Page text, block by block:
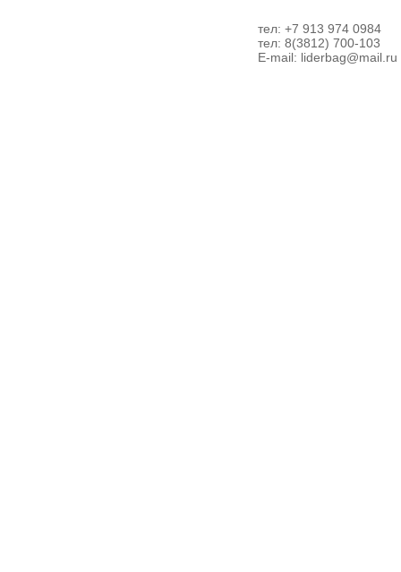
тел: +7 913 974 0984
тел: 8(3812) 700-103
E-mail: liderbag@mail.ru